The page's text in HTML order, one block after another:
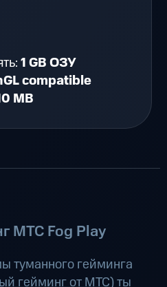
1 GB ОЗУ
compatible
MB
МТС Fog Play
туманного гейминга
гейминг от МТС) ты